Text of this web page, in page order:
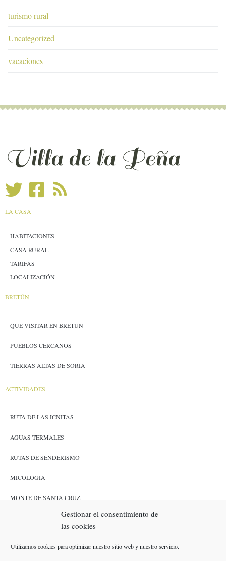
Gestionar el consentimiento de
las cookies
Utilizamos cookies para optimizar nuestro sitio web y nuestro servicio.
turismo rural
Uncategorized
vacaciones
Villa de la Peña
LA CASA
HABITACIONES
CASA RURAL
TARIFAS
LOCALIZACIÓN
BRETÚN
QUE VISITAR EN BRETÚN
PUEBLOS CERCANOS
TIERRAS ALTAS DE SORIA
ACTIVIDADES
RUTA DE LAS ICNITAS
AGUAS TERMALES
RUTAS DE SENDERISMO
MICOLOGÍA
MONTE DE SANTA CRUZ